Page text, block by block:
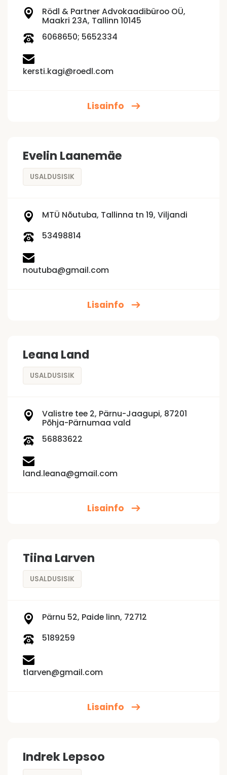
Rödl & Partner Advokaadibüroo OÜ,
Maakri 23A, Tallinn 10145
6068650; 5652334
kersti.kagi@roedl.com
Lisainfo
Evelin Laanemäe
USALDUSISIK
MTÜ Nõutuba, Tallinna tn 19, Viljandi
53498814
noutuba@gmail.com
Lisainfo
Leana Land
USALDUSISIK
Valistre tee 2, Pärnu-Jaagupi, 87201
Põhja-Pärnumaa vald
56883622
land.leana@gmail.com
Lisainfo
Tiina Larven
USALDUSISIK
Pärnu 52, Paide linn, 72712
5189259
tlarven@gmail.com
Lisainfo
Indrek Lepsoo